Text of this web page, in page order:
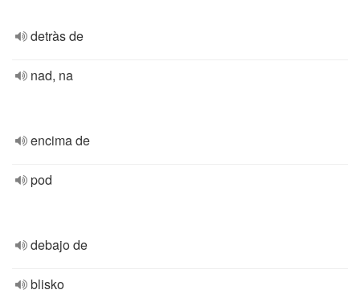
detràs de
nad, na
encima de
pod
debajo de
blisko